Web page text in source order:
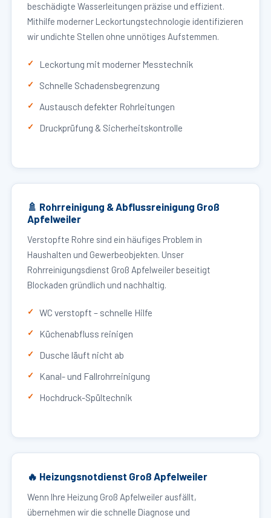
beschädigte Wasserleitungen präzise und effizient.
Mithilfe moderner Leckortungstechnologie identifizieren
wir undichte Stellen ohne unnötiges Aufstemmen.
Leckortung mit moderner Messtechnik
Schnelle Schadensbegrenzung
Austausch defekter Rohrleitungen
Druckprüfung & Sicherheitskontrolle
🚿 Rohrreinigung & Abflussreinigung Groß
Apfelweiler
Verstopfte Rohre sind ein häufiges Problem in
Haushalten und Gewerbeobjekten. Unser
Rohrreinigungsdienst Groß Apfelweiler beseitigt
Blockaden gründlich und nachhaltig.
WC verstopft – schnelle Hilfe
Küchenabfluss reinigen
Dusche läuft nicht ab
Kanal- und Fallrohrreinigung
Hochdruck-Spültechnik
🔥 Heizungsnotdienst Groß Apfelweiler
Wenn Ihre Heizung Groß Apfelweiler ausfällt,
übernehmen wir die schnelle Diagnose und